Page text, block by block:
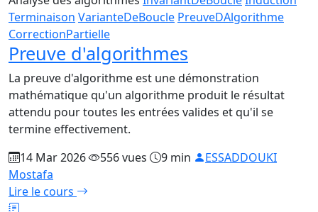
Terminaison VarianteDeBoucle PreuveDAlgorithme
CorrectionPartielle
Preuve d'algorithmes
La preuve d'algorithme est une démonstration
mathématique qu'un algorithme produit le résultat
attendu pour toutes les entrées valides et qu'il se
termine effectivement.
14 Mar 2026
556 vues 9 min
ESSADDOUKI
Mostafa
Lire le cours